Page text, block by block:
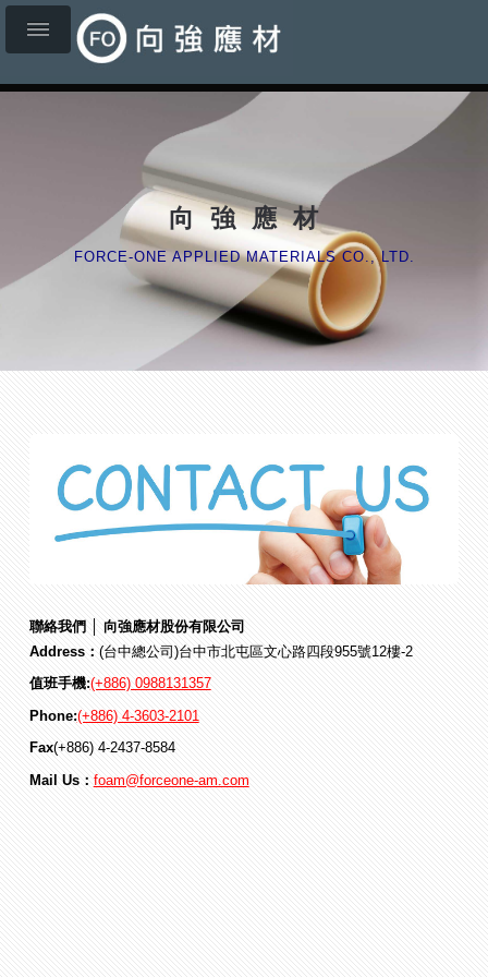
向 強 應 材
FORCE-ONE APPLIED MATERIALS CO., LTD.
聯絡我們 │ 向強應材股份有限公司
Address： (台中總公司)台中市北屯區文心路四段955號12樓-2
值班手機:(+886) 0988131357
Phone:(+886) 4-3603-2101
Fax(+886) 4-2437-8584
Mail Us： foam@forceone-am.com